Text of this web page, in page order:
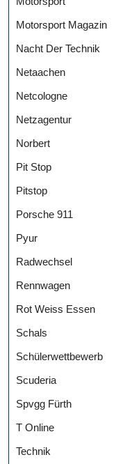
Motorsport Magazin
Nacht Der Technik
Netaachen
Netcologne
Netzagentur
Norbert
Pit Stop
Pitstop
Porsche 911
Pyur
Radwechsel
Rennwagen
Rot Weiss Essen
Schals
Schülerwettbewerb
Scuderia
Spvgg Fürth
T Online
Technik